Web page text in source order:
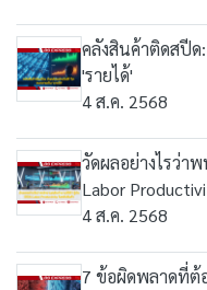
คลังสินค้าติดสปีด:
'รายได้'
4 ส.ค. 2568
วัดผลอย่างไรว่า
Labor
4 ส.ค. 2568
7 ข้อผิดพลาดที่ต้